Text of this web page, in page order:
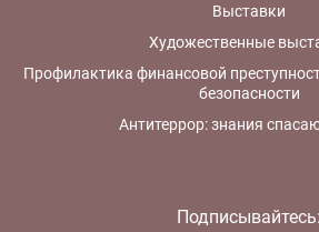
Выставки
Художественные
Профилактика финансовой
безопасности
Антитеррор: знания
Подписывайтесь: